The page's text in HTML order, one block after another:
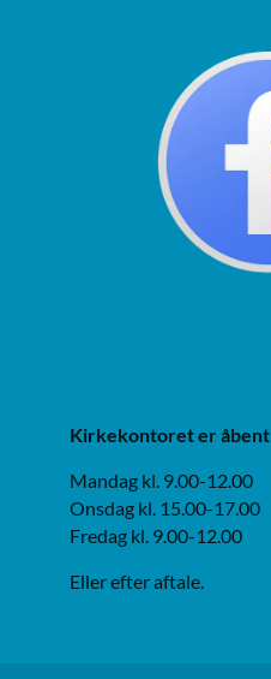
Kirkekontoret er åbent
Mandag kl. 9.00-12.00
Onsdag kl. 15.00-17.00
Fredag kl. 9.00-12.00
Eller efter aftale.